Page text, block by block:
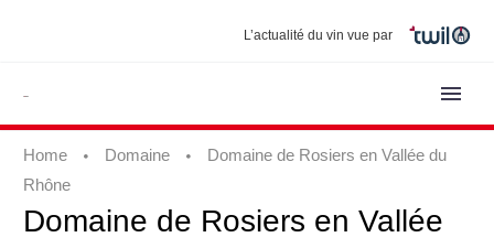
L’actualité du vin vue par
Home Domaine
Domaine de Rosiers en Vallée du
Rhône
Domaine de Rosiers en Vallée